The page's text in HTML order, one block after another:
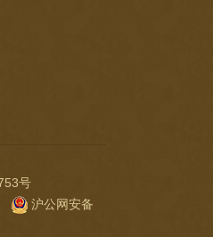
号
沪公网安备